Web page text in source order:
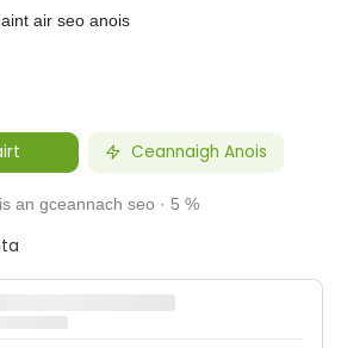
air seo anois
Ceannaigh Anois
an gceannach seo · 5 %